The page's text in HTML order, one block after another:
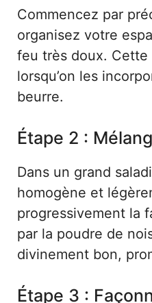
Commencez par
organisez votre
feu très doux.
lorsqu’on les
beurre.
Étape 2 :
Dans un grand
homogène et
progressivement la
par la poudre de
divinement bon,
Étape 3 :